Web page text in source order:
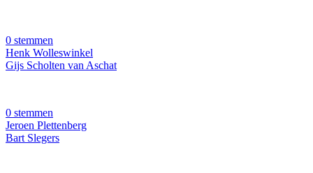
0 stemmen
Henk Wolleswinkel
Gijs Scholten van Aschat
0 stemmen
Jeroen Plettenberg
Bart Slegers